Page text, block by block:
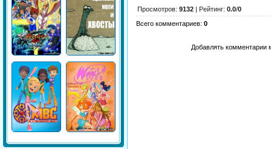
Просмотров: 9132 | Рейтинг: 0.0/0
Всего комментариев: 0
Добавлять комментарии